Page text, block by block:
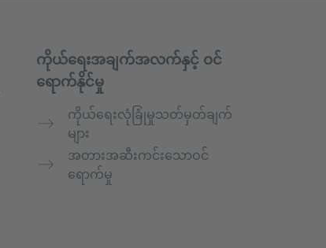
ကိုယ်ရေးအချက်အလက်နှင့် ဝင်
ရောက်နိုင်မှု
ကိုယ်ရေးလုံခြုံမှုသတ်မှတ်ချက်
များ
အတားအဆီးကင်းသောဝင်
ရောက်မှု